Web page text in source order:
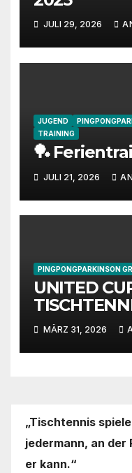
JULI 29, 2026
JUGEND
TRAINING
🏓
JULI 21, 2026
PINGPONGPARKINSON
UNITED
MÄRZ 31, 2026
„Tischtennis
jedermann, an der
er kann.“